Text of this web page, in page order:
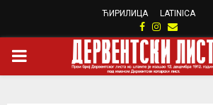
ЋИРИЛИЦА LATINICA
Facebook
Instagram
Email
PRIMARY